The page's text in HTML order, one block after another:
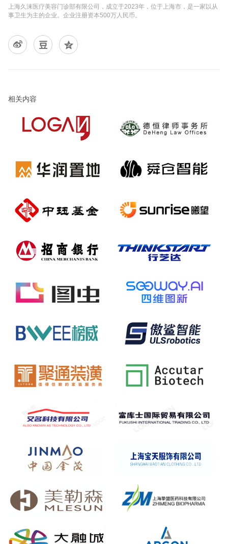
上海久涞医疗美容门诊部有限公司，成立于2023年，位于上海市，是一家以从
事卫生为主的企业。企业注册资本500万人民币。
相关内容